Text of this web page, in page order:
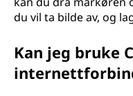
du vil ta bilde av, og
Kan jeg bruke